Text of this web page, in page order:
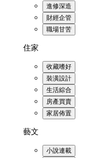
進修深造
財經企管
職場甘苦
住家
收藏嗜好
裝潢設計
生活綜合
房產買賣
家居佈置
藝文
小說連載